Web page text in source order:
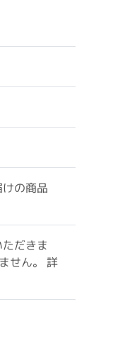
の商品
だきま
せん。 詳